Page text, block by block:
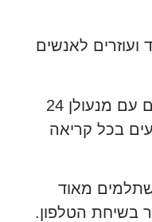
ועוזרים לאנשים
– אנחנו זמינים עבורכם עם מנעולן 24
בכל קריאה
מאוד
בשיחת הטלפון.